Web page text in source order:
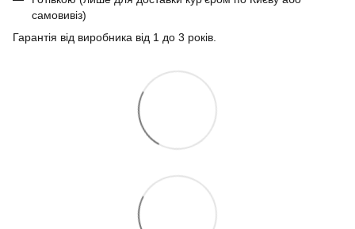
самовивіз)
Гарантія від виробника від 1 до 3 років.